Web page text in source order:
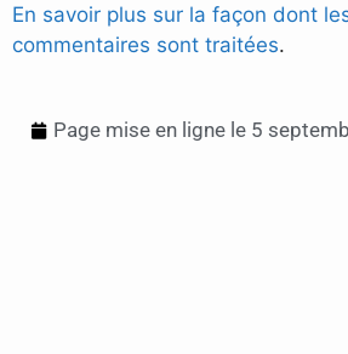
En savoir plus sur la façon dont
commentaires sont traitées.
Page mise en ligne le 5